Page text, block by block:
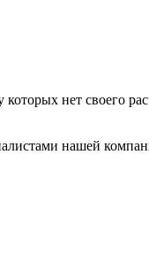
нет своего
нашей